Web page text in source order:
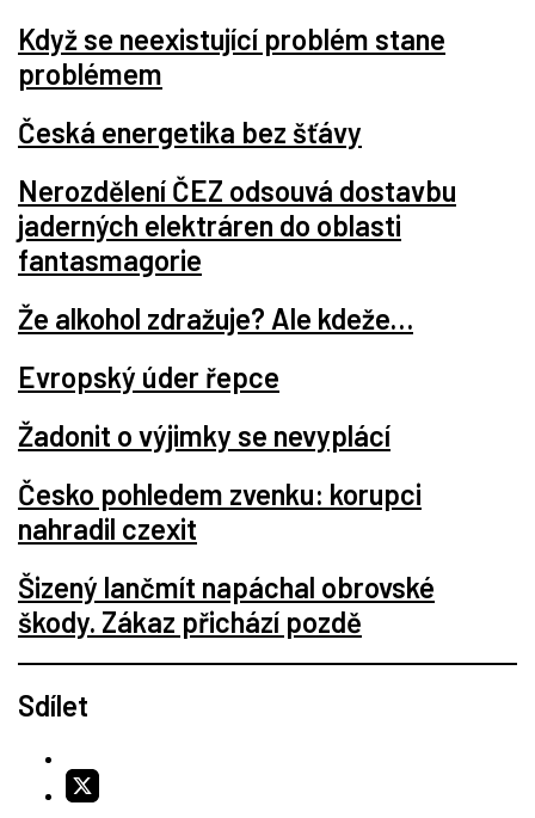
Když se neexistující problém stane
problémem
Česká energetika bez šťávy
Nerozdělení ČEZ odsouvá dostavbu
jaderných elektráren do oblasti
fantasmagorie
Že alkohol zdražuje? Ale kdeže…
Evropský úder řepce
Žadonit o výjimky se nevyplácí
Česko pohledem zvenku: korupci
nahradil czexit
Šizený lančmít napáchal obrovské
škody. Zákaz přichází pozdě
Sdílet